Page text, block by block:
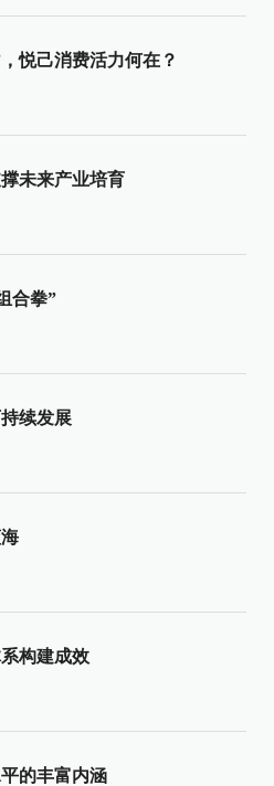
悦己消费活力何在？
未来产业培育
合拳”
续发展
构建成效
的丰富内涵